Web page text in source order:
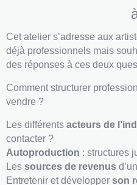
Cet atelier s’adresse aux
déjà professionnels mais
des réponses à ces deux
Comment structurer
vendre ?
Les différents acteurs de
contacter ?
Autoproduction : structures
Les sources de revenus
Entretenir et développer son